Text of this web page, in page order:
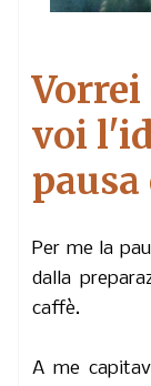
voi
pausa
Per me la
dalla
caffè.
A me